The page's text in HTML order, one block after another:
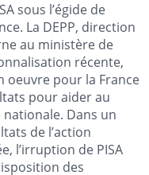
sous l’égide de
La DEPP, direction
au ministère de
récente,
oeuvre pour la France
pour aider au
Dans un
de l’action
l’irruption de PISA
des